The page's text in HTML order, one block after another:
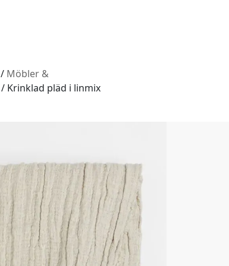
/ Möbler &
/ Krinklad pläd i linmix